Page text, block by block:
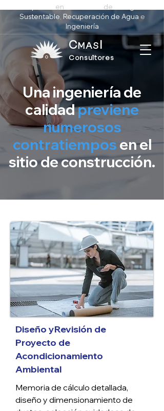
en de
Sustentable Recuperación de Agua e
Ingeniería
CMASI
Consultores
Una ingeniería de
calidadpreviene
numerosos
contratiempos en el
sitio de construcción.
Diseño yRevisión de
Proyecto de
Acondicionamiento
Ambiental
Memoria de cálculo detallada,
diseño y dimensionamiento de